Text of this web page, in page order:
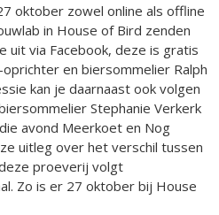
oktober zowel online als offline
in House of Bird zenden
uit via Facebook, deze is gratis
en biersommelier Ralph
kan je daarnaast ook volgen
Stephanie Verkerk
avond Meerkoet en Nog
uitleg over het verschil tussen
proeverij volgt
Zo is er 27 oktober bij House